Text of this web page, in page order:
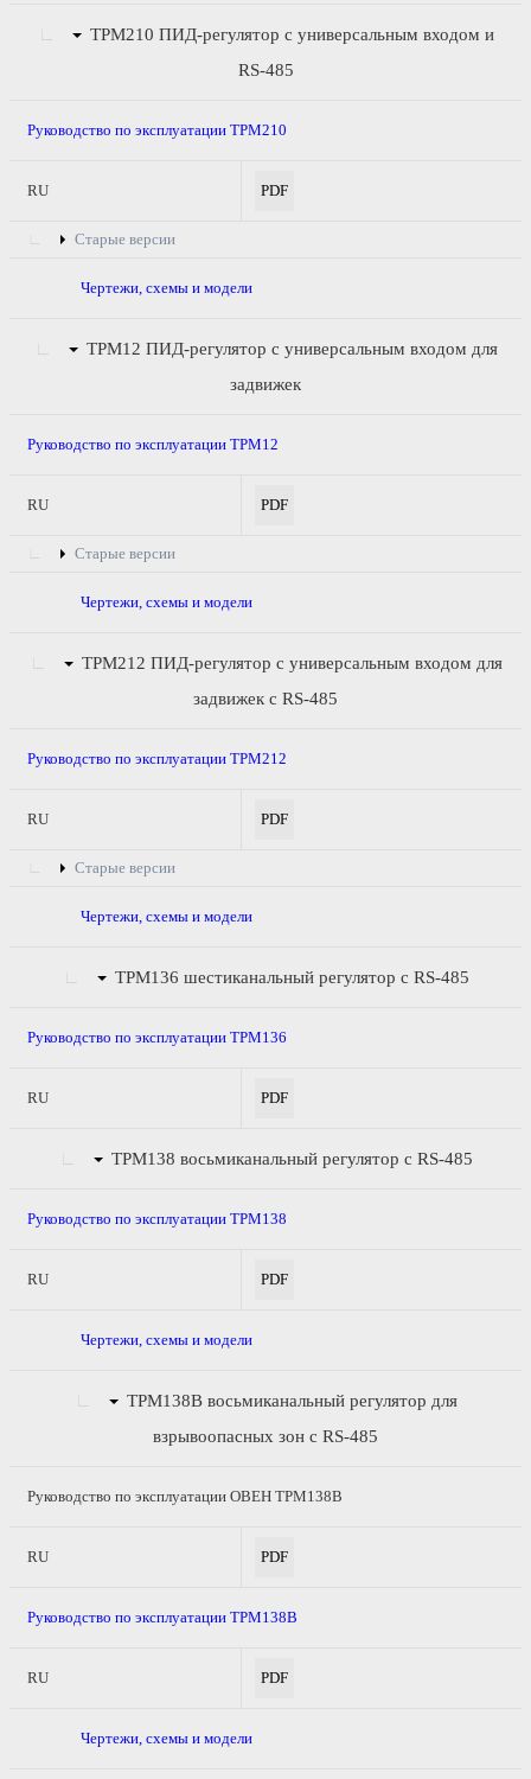
ТРМ210 ПИД-регулятор с универсальным входом и
RS-485
Руководство по эксплуатации ТРМ210
RU PDF
Старые версии
Чертежи, схемы и модели
ТРМ12 ПИД-регулятор с универсальным входом для
задвижек
Руководство по эксплуатации ТРМ12
RU PDF
Старые версии
Чертежи, схемы и модели
ТРМ212 ПИД-регулятор с универсальным входом для
задвижек с RS-485
Руководство по эксплуатации ТРМ212
RU PDF
Старые версии
Чертежи, схемы и модели
ТРМ136 шестиканальный регулятор с RS-485
Руководство по эксплуатации ТРМ136
RU PDF
ТРМ138 восьмиканальный регулятор с RS-485
Руководство по эксплуатации ТРМ138
RU PDF
Чертежи, схемы и модели
ТРМ138Ввосьмиканальный регулятор для
взрывоопасных зон с RS-485
Руководство по эксплуатации ОВЕН ТРМ138В
RU PDF
Руководство по эксплуатации ТРМ138В
RU PDF
Чертежи, схемы и модели